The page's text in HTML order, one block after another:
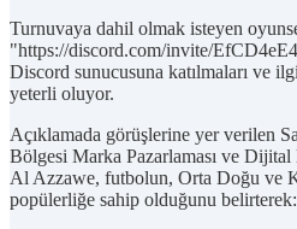
Turnuvaya dahil olmak isteyen
"https://discord.com/invite/
Discord sunucusuna katılmaları ve
yeterli oluyor.
Açıklamada görüşlerine yer verilen
Bölgesi Marka Pazarlaması ve
Al Azzawe, futbolun, Orta Doğu ve
popülerliğe sahip olduğunu belirterek: